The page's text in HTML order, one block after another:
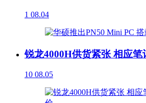
1 08.04
锐龙4000H供货紧张 相应笔
10 08.05